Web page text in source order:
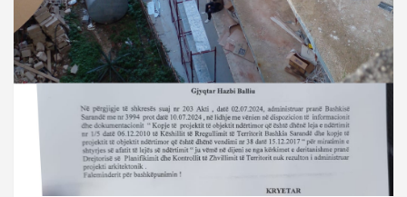
o
n